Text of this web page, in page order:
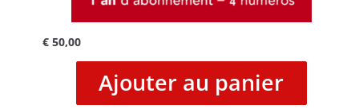
€50,00
Ajouter au panier